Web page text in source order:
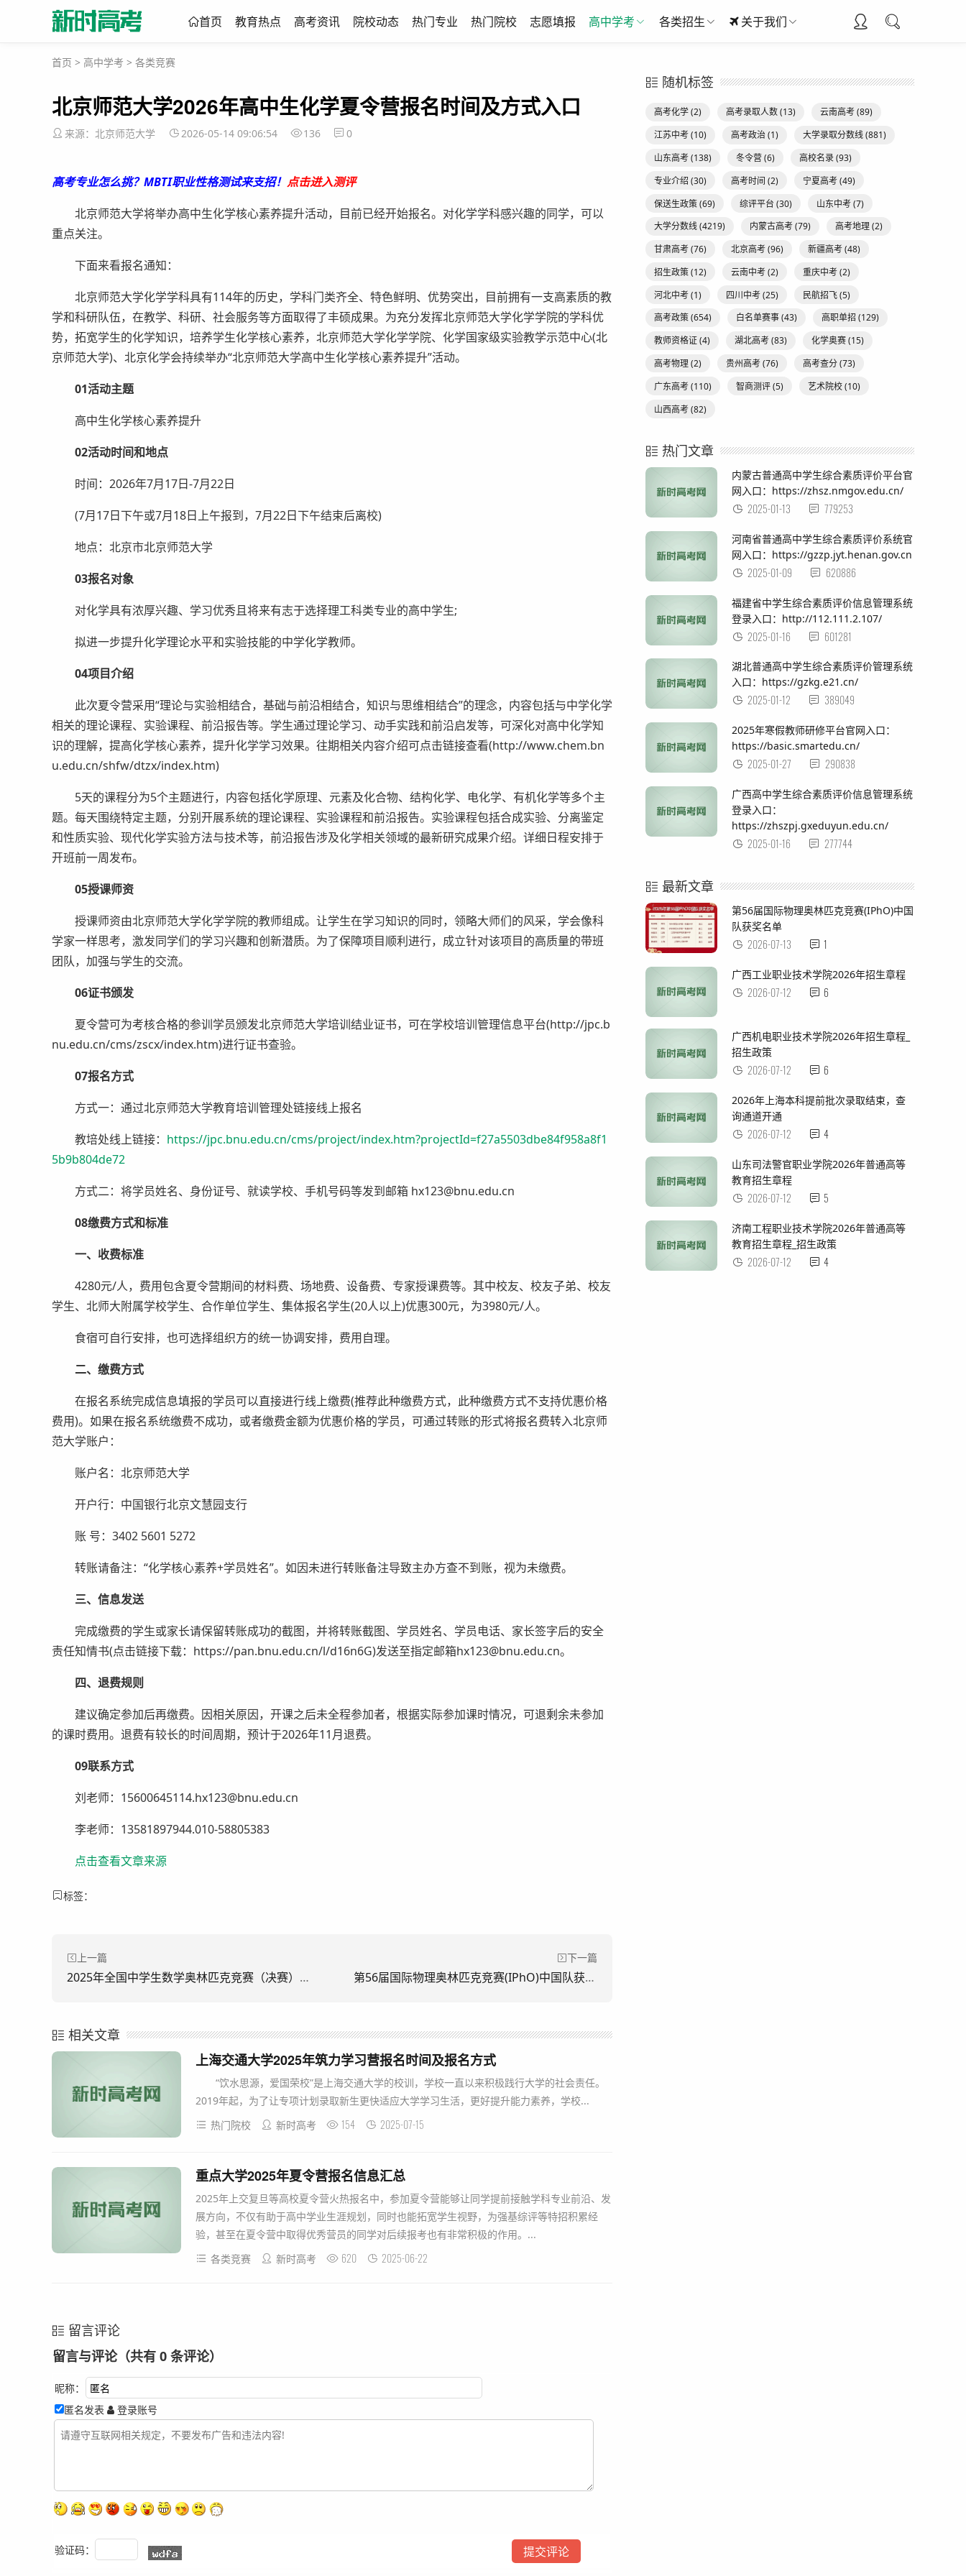
首页 教育热点 高考资讯 院校动态 热门专业 热门院校 志愿填报 高中学考 各类招生 关于我们
首页 > 高中学考 > 各类竞赛
北京师范大学2026年高中生化学夏令营报名时间及方式入口
来源：北京师范大学 2026-05-14 09:06:54 136 0
高考专业怎么挑？MBTI职业性格测试来支招！ 点击进入测评
北京师范大学将举办高中生化学核心素养提升活动，目前已经开始报名。对化学学科感兴趣的同学，可以
重点关注。
下面来看报名通知：
北京师范大学化学学科具有114年的历史，学科门类齐全、特色鲜明、优势突出，目前拥有一支高素质的教
学和科研队伍，在教学、科研、社会服务等方面取得了丰硕成果。为充分发挥北京师范大学化学学院的学科优
势，拓宽学生的化学知识，培养学生化学核心素养，北京师范大学化学学院、化学国家级实验教学示范中心(北
京师范大学)、北京化学会持续举办“北京师范大学高中生化学核心素养提升”活动。
01活动主题
高中生化学核心素养提升
02活动时间和地点
时间：2026年7月17日-7月22日
(7月17日下午或7月18日上午报到，7月22日下午结束后离校)
地点：北京市北京师范大学
03报名对象
对化学具有浓厚兴趣、学习优秀且将来有志于选择理工科类专业的高中学生;
拟进一步提升化学理论水平和实验技能的中学化学教师。
04项目介绍
此次夏令营采用“理论与实验相结合，基础与前沿相结合，知识与思维相结合”的理念，内容包括与中学化学
相关的理论课程、实验课程、前沿报告等。学生通过理论学习、动手实践和前沿启发等，可深化对高中化学知
识的理解，提高化学核心素养，提升化学学习效果。往期相关内容介绍可点击链接查看(http://www.chem.bn
u.edu.cn/shfw/dtzx/index.htm)
5天的课程分为5个主题进行，内容包括化学原理、元素及化合物、结构化学、电化学、有机化学等多个主
题。每天围绕特定主题，分别开展系统的理论课程、实验课程和前沿报告。实验课程包括合成实验、分离鉴定
和性质实验、现代化学实验方法与技术等，前沿报告涉及化学相关领域的最新研究成果介绍。详细日程安排于
开班前一周发布。
05授课师资
授课师资由北京师范大学化学学院的教师组成。让学生在学习知识的同时，领略大师们的风采，学会像科
学家一样思考，激发同学们的学习兴趣和创新潜质。为了保障项目顺利进行，成立针对该项目的高质量的带班
团队，加强与学生的交流。
06证书颁发
夏令营可为考核合格的参训学员颁发北京师范大学培训结业证书，可在学校培训管理信息平台(http://jpc.b
nu.edu.cn/cms/zscx/index.htm)进行证书查验。
07报名方式
方式一：通过北京师范大学教育培训管理处链接线上报名
教培处线上链接： https://jpc.bnu.edu.cn/cms/project/index.htm?projectId=f27a5503dbe84f958a8f1
5b9b804de72
方式二：将学员姓名、身份证号、就读学校、手机号码等发到邮箱 hx123@bnu.edu.cn
08缴费方式和标准
一、收费标准
4280元/人，费用包含夏令营期间的材料费、场地费、设备费、专家授课费等。其中校友、校友子弟、校友
学生、北师大附属学校学生、合作单位学生、集体报名学生(20人以上)优惠300元，为3980元/人。
食宿可自行安排，也可选择组织方的统一协调安排，费用自理。
二、缴费方式
在报名系统完成信息填报的学员可以直接进行线上缴费(推荐此种缴费方式，此种缴费方式不支持优惠价格
费用)。如果在报名系统缴费不成功，或者缴费金额为优惠价格的学员，可通过转账的形式将报名费转入北京师
范大学账户：
账户名：北京师范大学
开户行：中国银行北京文慧园支行
账 号：3402 5601 5272
转账请备注：“化学核心素养+学员姓名”。如因未进行转账备注导致主办方查不到账，视为未缴费。
三、信息发送
完成缴费的学生或家长请保留转账成功的截图，并将转账截图、学员姓名、学员电话、家长签字后的安全
责任知情书(点击链接下载：https://pan.bnu.edu.cn/l/d16n6G)发送至指定邮箱hx123@bnu.edu.cn。
四、退费规则
建议确定参加后再缴费。因相关原因，开课之后未全程参加者，根据实际参加课时情况，可退剩余未参加
的课时费用。退费有较长的时间周期，预计于2026年11月退费。
09联系方式
刘老师：15600645114.hx123@bnu.edu.cn
李老师：13581897944.010-58805383
点击查看文章来源
标签：
上一篇
2025年全国中学生数学奥林匹克竞赛（决赛）获奖名单
下一篇
第56届国际物理奥林匹克竞赛(IPhO)中国队‌获奖名单
相关文章
上海交通大学2025年筑力学习营报名时间及报名方式
“饮水思源，爱国荣校”是上海交通大学的校训，学校一直以来积极践行大学的社会责任。
2019年起，为了让专项计划录取新生更快适应大学学习生活，更好提升能力素养，学校...
热门院校
新时高考 154 2025-07-15
重点大学2025年夏令营报名信息汇总
2025年上交复旦等高校夏令营火热报名中，参加夏令营能够让同学提前接触学科专业前沿、发
展方向，不仅有助于高中学业生涯规划，同时也能拓宽学生视野，为强基综评等特招积累经
验，甚至在夏令营中取得优秀营员的同学对后续报考也有非常积极的作用。...
各类竞赛
新时高考 620 2025-06-22
留言评论
留言与评论（共有 0 条评论）
昵称：
匿名发表
登录账号
验证码：
随机标签
高考化学(2) 高考录取人数(13) 云南高考(89)
江苏中考(10) 高考政治(1) 大学录取分数线(881)
山东高考(138) 冬令营(6) 高校名录(93)
专业介绍 (30) 高考时间 (2) 宁夏高考(49)
保送生政策(69) 综评平台 (30) 山东中考(7)
大学分数线(4219) 内蒙古高考(79) 高考地理(2)
甘肃高考(76) 北京高考(96) 新疆高考(48)
招生政策(12) 云南中考(2) 重庆中考(2)
河北中考(1) 四川中考(25) 民航招飞(5)
高考政策(654) 白名单赛事(43) 高职单招 (129)
教师资格证(4) 湖北高考(83) 化学奥赛(15)
高考物理(2) 贵州高考(76) 高考查分(73)
广东高考(110) 智商测评(5) 艺术院校(10)
山西高考(82)
热门文章
内蒙古普通高中学生综合素质评价平台官
网入口：https://zhsz.nmgov.edu.cn/
2025-01-13 779253
河南省普通高中学生综合素质评价系统官
网入口：https://gzzp.jyt.henan.gov.cn
2025-01-09 620886
福建省中学生综合素质评价信息管理系统
登录入口：http://112.111.2.107/
2025-01-16 601281
湖北普通高中学生综合素质评价管理系统
入口：https://gzkg.e21.cn/
2025-01-12 389049
2025年寒假教师研修平台官网入口：
https://basic.smartedu.cn/
2025-01-27 290838
广西高中学生综合素质评价信息管理系统
登录入口：
https://zhszpj.gxeduyun.edu.cn/
2025-01-16 277744
最新文章
第56届国际物理奥林匹克竞赛(IPhO)中国
队‌获奖名单
2026-07-13 1
广西工业职业技术学院2026年招生章程
2026-07-12 6
广西机电职业技术学院2026年招生章程_
招生政策
2026-07-12 6
2026年上海本科提前批次录取结束，查
询通道开通
2026-07-12 4
山东司法警官职业学院2026年普通高等
教育招生章程
2026-07-12 5
济南工程职业技术学院2026年普通高等
教育招生章程_招生政策
2026-07-12 4